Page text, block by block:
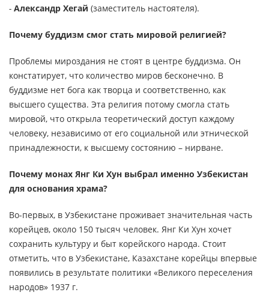
- Александр Хегай (заместитель настоятеля).
Почему буддизм смог стать мировой религией?
Проблемы мироздания не стоят в центре буддизма. Он
констатирует, что количество миров бесконечно. В
буддизме нет бога как творца и соответственно, как
высшего существа. Эта религия потому смогла стать
мировой, что открыла теоретический доступ каждому
человеку, независимо от его социальной или этнической
принадлежности, к высшему состоянию – нирване.
Почему монах Янг Ки Хун выбрал именно Узбекистан
для основания храма?
Во-первых, в Узбекистане проживает значительная часть
корейцев, около 150 тысяч человек. Янг Ки Хун хочет
сохранить культуру и быт корейского народа. Стоит
отметить, что в Узбекистане, Казахстане корейцы впервые
появились в результате политики «Великого переселения
народов» 1937 г.